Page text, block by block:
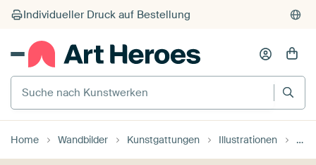
Suche nach Kunstwerken
Home Wandbilder Kunstgattungen Illustrationen